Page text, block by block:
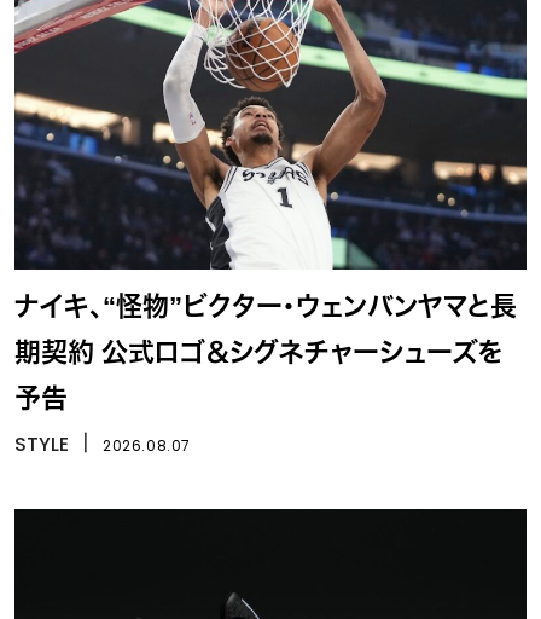
ナイキ、“怪物”ビクター・ウェンバンヤマと長
期契約 公式ロゴ＆シグネチャーシューズを
予告
STYLE 2026.08.07